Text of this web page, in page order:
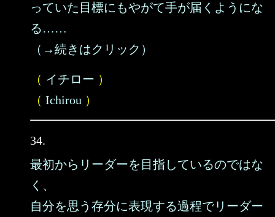
っていた目標にもやがて手が届くようにな
る……
（→続きはクリック）
（ イチロー ）
（ Ichirou ）
34.
最初からリーダーを目指しているのではな
く、
自分を思う存分に表現する過程でリーダー